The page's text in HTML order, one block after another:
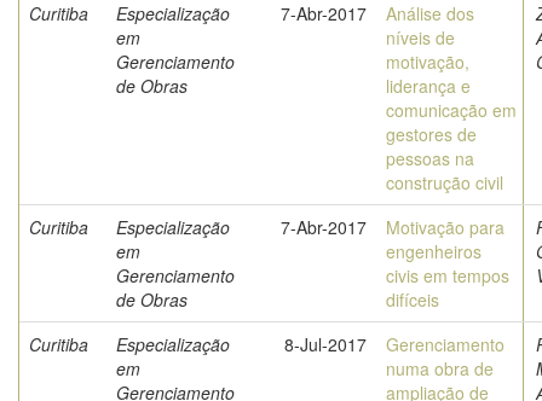
Curitiba
Especialização
em
Gerenciamento
de Obras
7-Abr-2017
Análise dos
níveis de
motivação,
liderança e
comunicação em
gestores de
pessoas na
construção civil
Curitiba
Especialização
em
Gerenciamento
de Obras
7-Abr-2017
Motivação para
engenheiros
civis em tempos
difíceis
Curitiba
Especialização
em
Gerenciamento
8-Jul-2017
Gerenciamento
numa obra de
ampliação de